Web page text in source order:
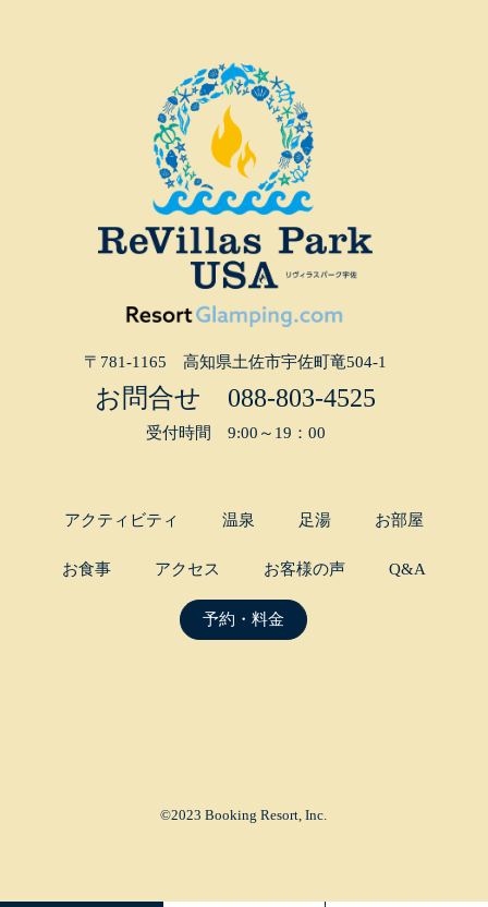
〒781-1165 高知県土佐市宇佐町竜504-1
お問合せ 088-803-4525
受付時間 9:00～19：00
アクティビティ 温泉 足湯 お部屋
お食事 アクセス お客様の声 Q&A
予約・料金
©2023 Booking Resort, Inc.